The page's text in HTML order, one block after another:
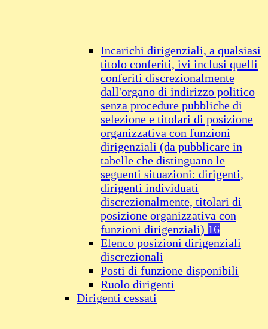
Incarichi dirigenziali, a qualsiasi
titolo conferiti, ivi inclusi quelli
conferiti discrezionalmente
dall'organo di indirizzo politico
senza procedure pubbliche di
selezione e titolari di posizione
organizzativa con funzioni
dirigenziali (da pubblicare in
tabelle che distinguano le
seguenti situazioni: dirigenti,
dirigenti individuati
discrezionalmente, titolari di
posizione organizzativa con
funzioni dirigenziali) 16
Elenco posizioni dirigenziali
discrezionali
Posti di funzione disponibili
Ruolo dirigenti
Dirigenti cessati